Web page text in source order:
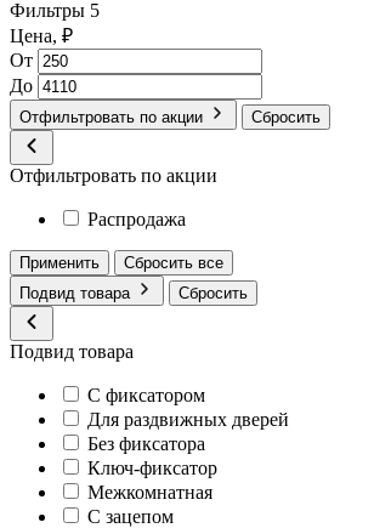
Фильтры 5
Цена, ₽
От
До
Отфильтровать по акции Сбросить
Отфильтровать по акции
Распродажа
Применить
Сбросить все
Подвид товара
Сбросить
Подвид товара
С фиксатором
Для раздвижных дверей
Без фиксатора
Ключ-фиксатор
Межкомнатная
С зацепом